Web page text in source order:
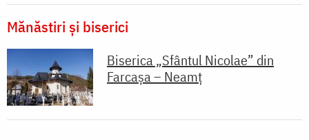
Mănăstiri și biserici
Biserica „Sfântul Nicolae” din
Farcașa – Neamț